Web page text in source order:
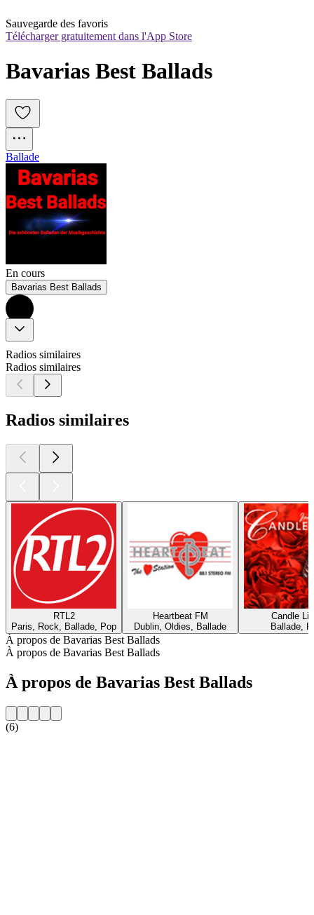
Sauvegarde des favoris
Télécharger gratuitement dans l'App Store
Bavarias Best Ballads
Ballade
En cours
Bavarias Best Ballads
Radios similaires
Radios similaires
Radios similaires
RTL2
Paris, Rock, Ballade, Pop
Heartbeat FM
Dublin, Oldies, Ballade
Candle
Ballade,
À propos de Bavarias Best Ballads
À propos de Bavarias Best Ballads
À propos de Bavarias Best Ballads
(6)